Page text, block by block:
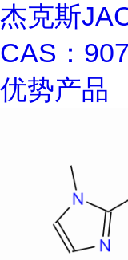
杰克斯
CAS：
优势产品